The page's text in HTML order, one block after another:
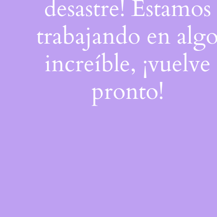
desastre! Estamos
trabajando en
increíble, ¡vuelve
pronto!